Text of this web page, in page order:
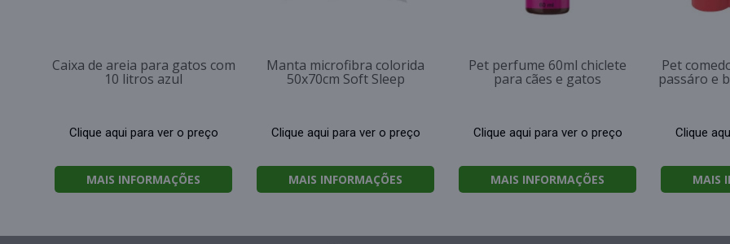
Caixa de areia para gatos com
10 litros azul
Clique aqui para ver o preço
MAIS INFORMAÇÕES
Manta microfibra colorida
50x70cm Soft Sleep
Clique aqui para ver o preço
MAIS INFORMAÇÕES
Pet perfume 60ml chiclete
para cães e gatos
Clique aqui para ver o preço
MAIS INFORMAÇÕES
Pet
passáro e
Clique
MAIS